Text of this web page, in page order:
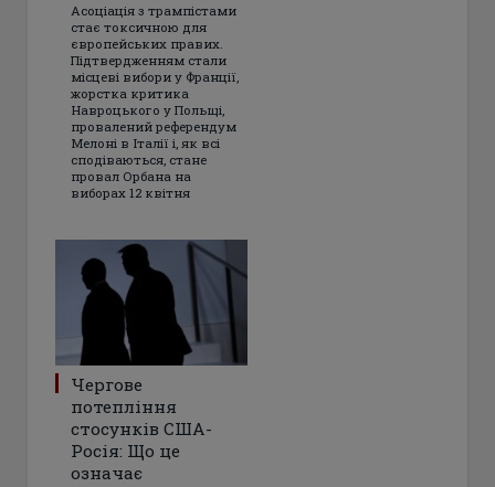
Асоціація з трампістами
стає токсичною для
європейських правих.
Підтвердженням стали
місцеві вибори у Франції,
жорстка критика
Навроцького у Польщі,
провалений референдум
Мелоні в Італії і, як всі
сподіваються, стане
провал Орбана на
виборах 12 квітня
Чергове
потепління
стосунків США-
Росія: Що це
означає